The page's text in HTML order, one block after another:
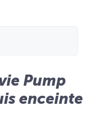
Pump
enceinte